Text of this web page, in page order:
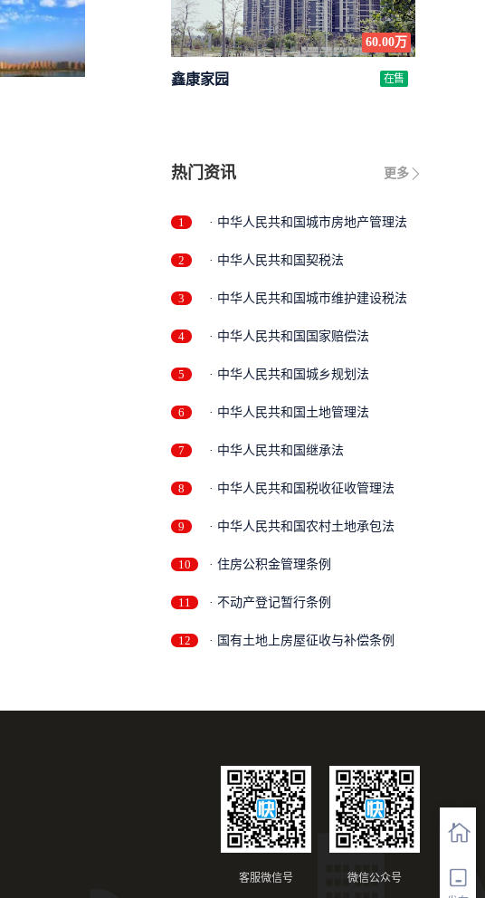
60.00万
鑫康家园 在售
更多
热门资讯
1 · 中华人民共和国城市房地产管理法
2 · 中华人民共和国契税法
3 · 中华人民共和国城市维护建设税法
4 · 中华人民共和国国家赔偿法
5 · 中华人民共和国城乡规划法
6 · 中华人民共和国土地管理法
7 · 中华人民共和国继承法
8 · 中华人民共和国税收征收管理法
9 · 中华人民共和国农村土地承包法
10 · 住房公积金管理条例
11 · 不动产登记暂行条例
12 · 国有土地上房屋征收与补偿条例
微信公众号
客服微信号